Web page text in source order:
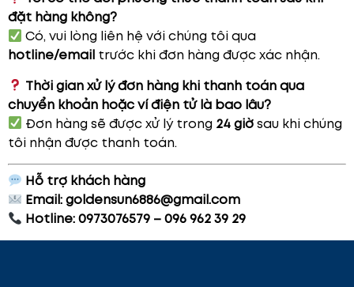
đặt hàng không?
Có, vui lòng liên hệ với chúng tôi qua
hotline/email trước khi đơn hàng được xác nhận.
Thời gian xử lý đơn hàng khi thanh toán qua
chuyển khoản hoặc ví điện tử là bao lâu?
Đơn hàng sẽ được xử lý trong 24 giờsau khi chúng
tôi nhận được thanh toán.
Hỗ trợ khách hàng
Email:goldensun6886@gmail.com
Hotline: 0973076579 – 096 962 39 29